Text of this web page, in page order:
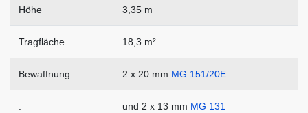
Höhe 3,35 m
Tragfläche 18,3 m²
Bewaffnung 2 x 20 mm MG 151/20E
und 2 x 13 mm MG 131